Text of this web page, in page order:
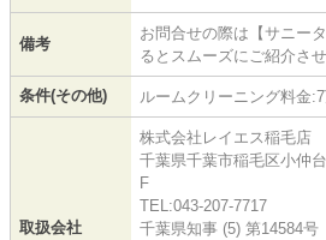
備考
お問合せの際は【サニー
るとスムーズにご紹介さ
条件(その他) ルームクリーニング料金
取扱会社
株式会社レイエス稲毛店
千葉県千葉市稲毛区小仲
F
TEL:043-207-7717
千葉県知事 (5) 第14584号